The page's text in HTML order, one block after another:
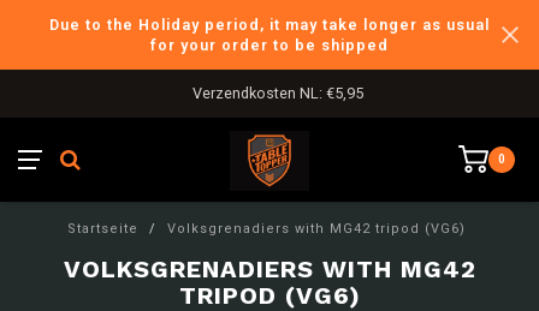
Due to the Holiday period, it may take longer as usual
for your order to be shipped
Verzendkosten NL: €5,95
0
Startseite / Volksgrenadiers with MG42 tripod (VG6)
VOLKSGRENADIERS WITH MG42
TRIPOD (VG6)